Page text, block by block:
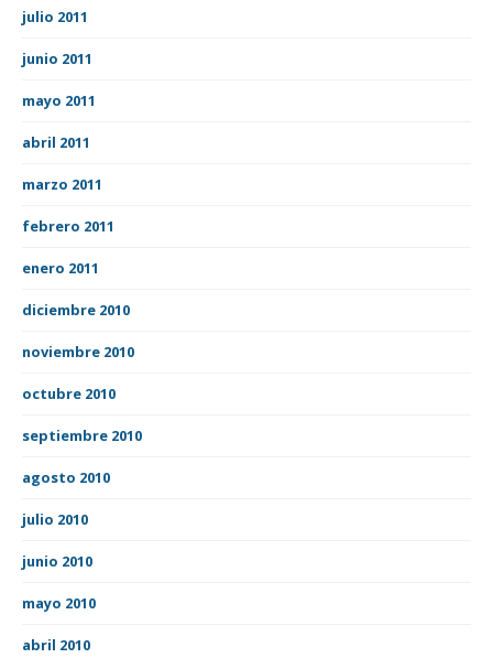
julio 2011
junio 2011
mayo 2011
abril 2011
marzo 2011
febrero 2011
enero 2011
diciembre 2010
noviembre 2010
octubre 2010
septiembre 2010
agosto 2010
julio 2010
junio 2010
mayo 2010
abril 2010